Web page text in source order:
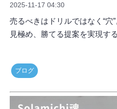
2025-11-17 04:30
売るべきはドリルではなく“穴
見極め、勝てる提案を実現す
ブログ